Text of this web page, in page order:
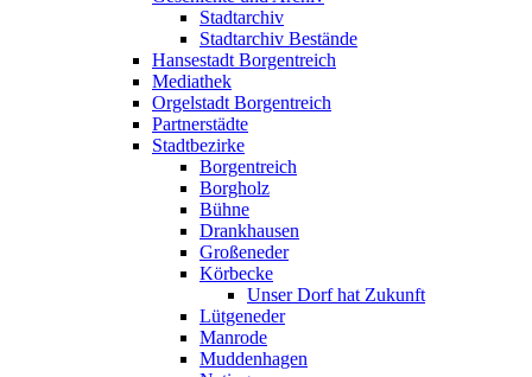
Stadtarchiv
Stadtarchiv Bestände
Hansestadt Borgentreich
Mediathek
Orgelstadt Borgentreich
Partnerstädte
Stadtbezirke
Borgentreich
Borgholz
Bühne
Drankhausen
Großeneder
Körbecke
Unser Dorf hat Zukunft
Lütgeneder
Manrode
Muddenhagen